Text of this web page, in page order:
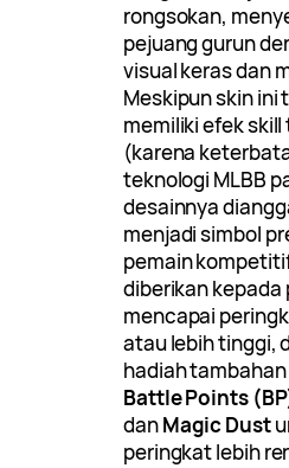
rongsokan,
pejuang gurun
visual keras dan
Meskipun skin ini
memiliki efek
(karena
teknologi MLBB
desainnya
menjadi simbol
pemain
diberikan kepada
mencapai
atau lebih tinggi,
hadiah
Battle Points
danMagic Dust
peringkat lebih